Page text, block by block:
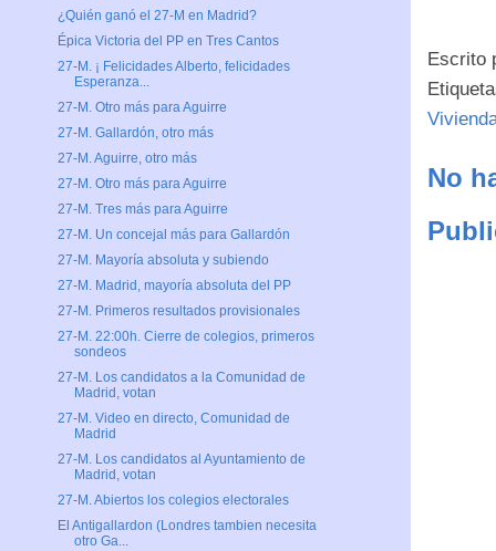
Escrito
No
¿Quién ganó el 27-M en Madrid?
Épica Victoria del PP en Tres Cantos
27-M. ¡ Felicidades Alberto, felicidades
Esperanza...
27-M. Otro más para Aguirre
27-M. Gallardón, otro más
27-M. Aguirre, otro más
27-M. Otro más para Aguirre
27-M. Tres más para Aguirre
27-M. Un concejal más para Gallardón
27-M. Mayoría absoluta y subiendo
27-M. Madrid, mayoría absoluta del PP
27-M. Primeros resultados provisionales
27-M. 22:00h. Cierre de colegios, primeros
sondeos
27-M. Los candidatos a la Comunidad de
Madrid, votan
27-M. Video en directo, Comunidad de
Madrid
27-M. Los candidatos al Ayuntamiento de
Madrid, votan
27-M. Abiertos los colegios electorales
El Antigallardon (Londres tambien necesita
otro Ga...